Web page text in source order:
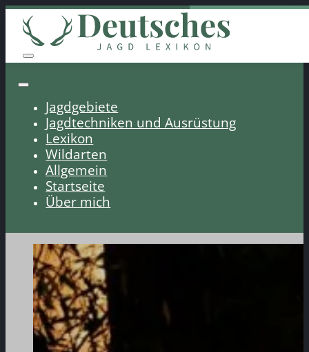
Jagdgebiete
Jagdtechniken und Ausrüstung
Lexikon
Wildarten
Allgemein
Startseite
Über mich